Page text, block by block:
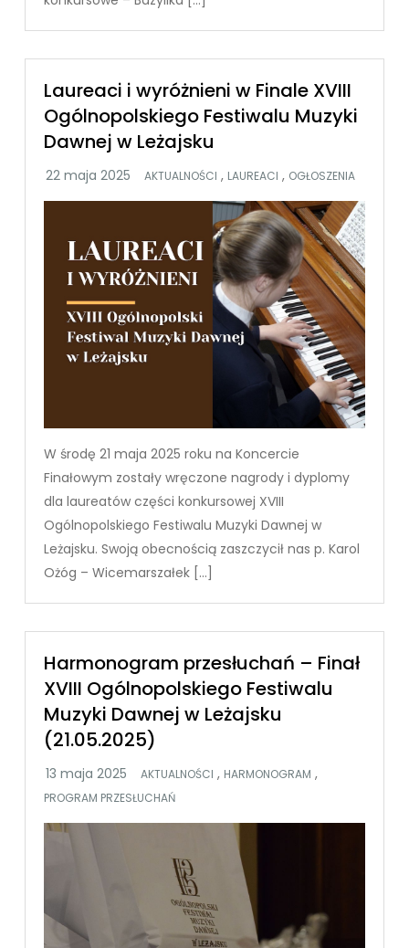
Laureaci i wyróżnieni w Finale XVIII
Ogólnopolskiego Festiwalu Muzyki
Dawnej w Leżajsku
AKTUALNOŚCI , LAUREACI , OGŁOSZENIA
W środę 21 maja 2025 roku na Koncercie
Finałowym zostały wręczone nagrody i dyplomy
dla laureatów części konkursowej XVIII
Ogólnopolskiego Festiwalu Muzyki Dawnej w
Leżajsku. Swoją obecnością zaszczycił nas p. Karol
Ożóg – Wicemarszałek […]
Harmonogram przesłuchań – Finał
XVIII Ogólnopolskiego Festiwalu
Muzyki Dawnej w Leżajsku
(21.05.2025)
AKTUALNOŚCI , HARMONOGRAM ,
PROGRAM PRZESŁUCHAŃ